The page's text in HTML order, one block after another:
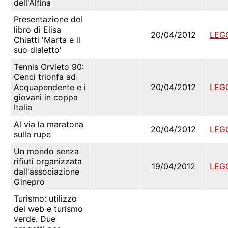
dell'Alfina
Presentazione del
libro di Elisa
Chiatti 'Marta e il
suo dialetto'
20/04/2012
Tennis Orvieto 90:
Cenci trionfa ad
Acquapendente e i
giovani in coppa
Italia
20/04/2012
Al via la maratona
sulla rupe
20/04/2012
Un mondo senza
rifiuti organizzata
dall'associazione
Ginepro
19/04/2012
Turismo: utilizzo
del web e turismo
verde. Due